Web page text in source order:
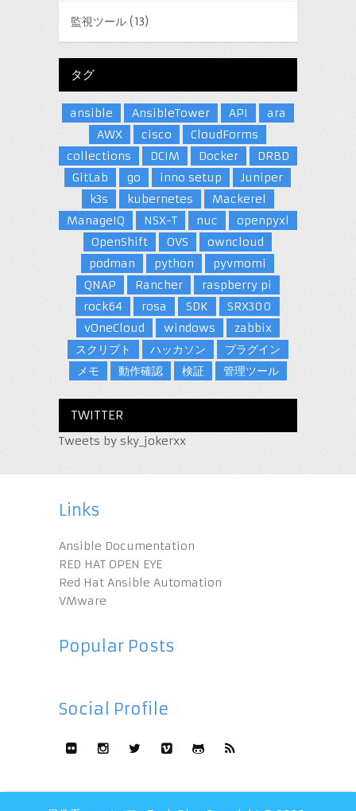
監視ツール(13)
タグ
ansible AnsibleTower API
ara
AWX
cisco
CloudForms
collections
DCIM Docker
DRBD
GitLab
go inno setup
Juniper
k3s
kubernetes
Mackerel
ManageIQ
NSX-T nuc
openpyxl
OpenShift
OVS
owncloud
podman
python
pyvmomi
QNAP
Rancher
raspberry pi
rock64
rosa SDK
SRX300
vOneCloud
windows
zabbix
スクリプト
ハッカソン
プラグイン
メモ
動作確認 検証 管理ツール
TWITTER
Tweets by sky_jokerxx
Links
Ansible Documentation
RED HAT OPEN EYE
Red Hat Ansible Automation
VMware
Popular Posts
Social Profile